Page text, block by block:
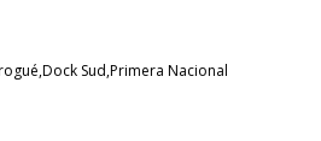
Dock Sud Primera Nacional